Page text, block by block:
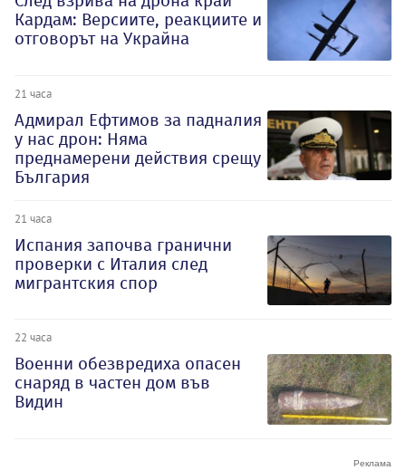
Кардам: Версиите, реакциите и
отговорът на Украйна
21 часа
Адмирал Ефтимов за падналия
у нас дрон: Няма
преднамерени действия срещу
България
21 часа
Испания започва гранични
проверки с Италия след
мигрантския спор
22 часа
Военни обезвредиха опасен
снаряд в частен дом във
Видин